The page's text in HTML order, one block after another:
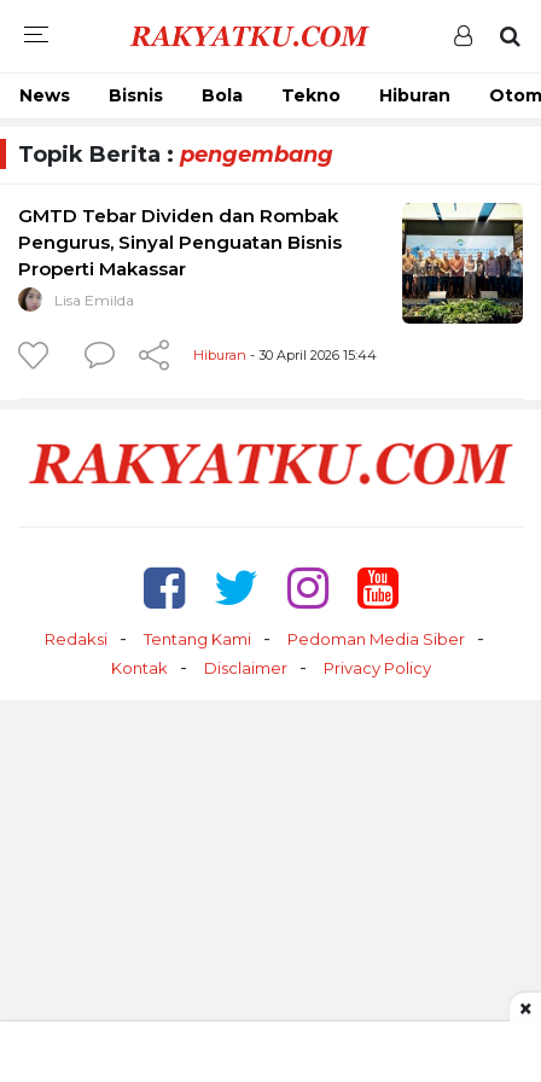
News Bisnis Bola Tekno Hiburan
Topik Berita : pengembang
GMTD Tebar Dividen dan Rombak
Pengurus, Sinyal Penguatan Bisnis
Properti Makassar
Lisa Emilda
Hiburan - 30 April 2026 15:44
Redaksi Tentang Kami
Pedoman Media Siber
Kontak
Disclaimer Privacy Policy
×